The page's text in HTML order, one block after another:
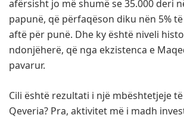
afërsisht jo më shumë se 35.000 deri
papunë, që përfaqëson diku nën 5%
aftë për punë. Dhe ky është niveli
ndonjëherë, që nga ekzistenca e
pavarur.
Cili është rezultati i një mbështetjeje
Qeveria? Pra, aktivitet më i madh